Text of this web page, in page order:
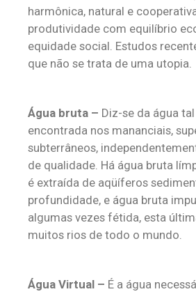
harmônica, natural e
produtividade com equilíbrio
equidade social. Estudos
que não se trata de uma utopia.
Água bruta – Diz-se da água
encontrada nos mananciais,
subterrâneos,
de qualidade. Há água bruta
é extraída de aqüíferos
profundidade, e água bruta
algumas vezes fétida, esta
muitos rios de todo o mundo.
Água Virtual – É a água